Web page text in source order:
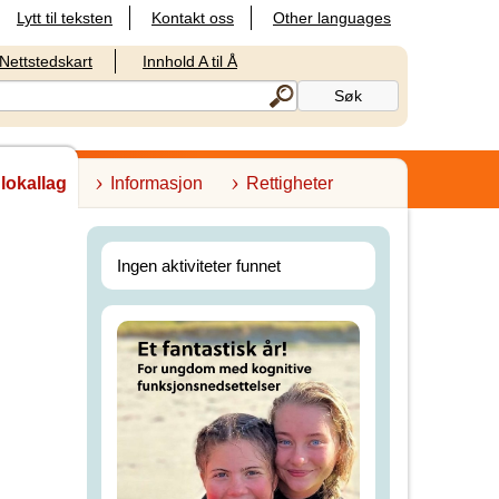
Lytt til teksten Kontakt oss Other languages
Nettstedskart Innhold A til Å
Informasjon Rettigheter
Ingen aktiviteter funnet